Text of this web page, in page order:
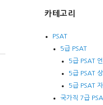
카테고리
PSAT
5급 PSAT
5급 PSAT
5급 PSAT
5급 PSAT
국가직 7급